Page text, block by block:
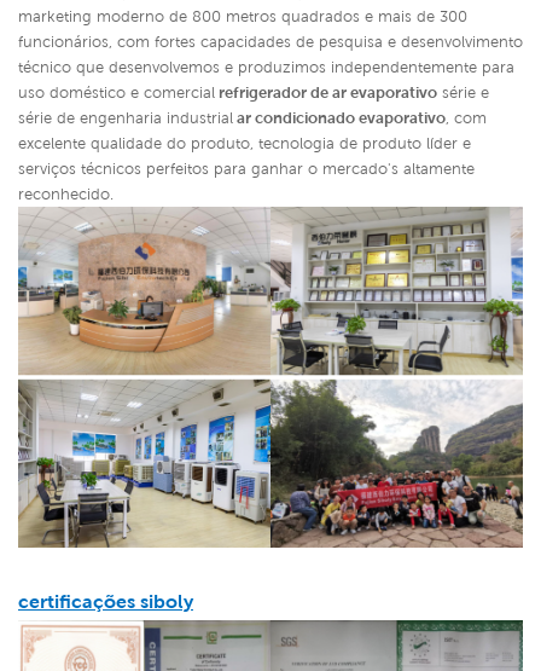
marketing moderno de 800 metros quadrados e mais de 300
funcionários, com fortes capacidades de pesquisa e desenvolvimento
técnico que desenvolvemos e produzimos independentemente para
uso doméstico e comercial refrigerador de ar evaporativo série e
série de engenharia industrial ar condicionado evaporativo com
excelente qualidade do produto, tecnologia de produto líder e
serviços técnicos perfeitos para ganhar o mercado's altamente
reconhecido.
certificações siboly